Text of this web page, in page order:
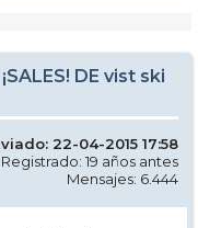
DE vist ski
22-04-2015 17:58
Registrado: 19 años antes
Mensajes: 6.444